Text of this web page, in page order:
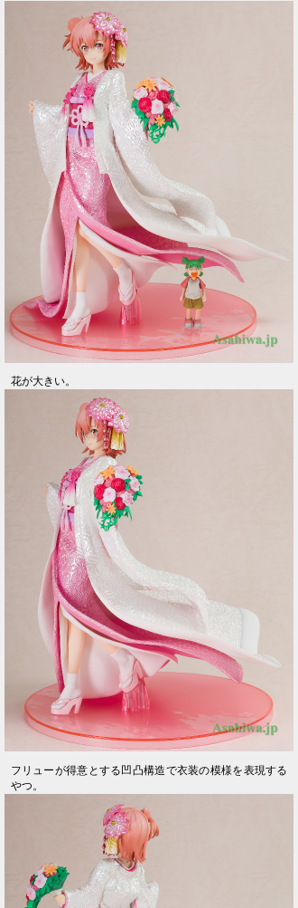
花が大きい。
フリューが得意とする凹凸構造で衣装の模様を表現する
やつ。